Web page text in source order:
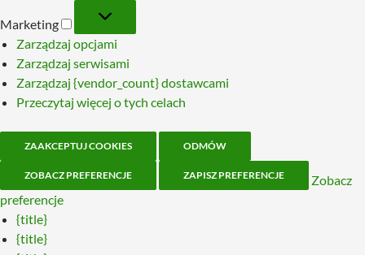
Marketing
Marketing
Zarządzaj opcjami
Zarządzaj serwisami
Zarządzaj {vendor_count} dostawcami
Przeczytaj więcej o tych celach
ZAAKCEPTUJ COOKIES ODMÓW
ZOBACZ PREFERENCJE ZAPISZ PREFERENCJE
Zobacz
preferencje
{title}
{title}